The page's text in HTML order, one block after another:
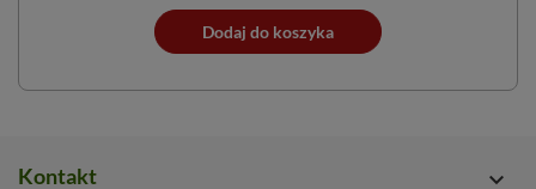
Dodaj do koszyka
Kontakt 